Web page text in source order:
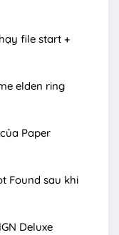
file start +
elden ring
Paper
Found sau khi
Deluxe